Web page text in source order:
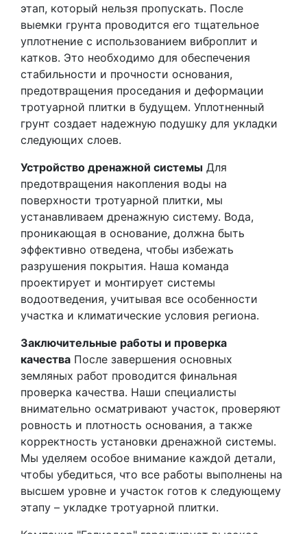
этап, который нельзя пропускать. После
выемки грунта проводится его тщательное
уплотнение с использованием виброплит и
катков. Это необходимо для обеспечения
стабильности и прочности основания,
предотвращения проседания и деформации
тротуарной плитки в будущем. Уплотненный
грунт создает надежную подушку для укладки
следующих слоев.
Устройство дренажной системы Для
предотвращения накопления воды на
поверхности тротуарной плитки, мы
устанавливаем дренажную систему. Вода,
проникающая в основание, должна быть
эффективно отведена, чтобы избежать
разрушения покрытия. Наша команда
проектирует и монтирует системы
водоотведения, учитывая все особенности
участка и климатические условия региона.
Заключительные работы и проверка
качества После завершения основных
земляных работ проводится финальная
проверка качества. Наши специалисты
внимательно осматривают участок, проверяют
ровность и плотность основания, а также
корректность установки дренажной системы.
Мы уделяем особое внимание каждой детали,
чтобы убедиться, что все работы выполнены на
высшем уровне и участок готов к следующему
этапу – укладке тротуарной плитки.